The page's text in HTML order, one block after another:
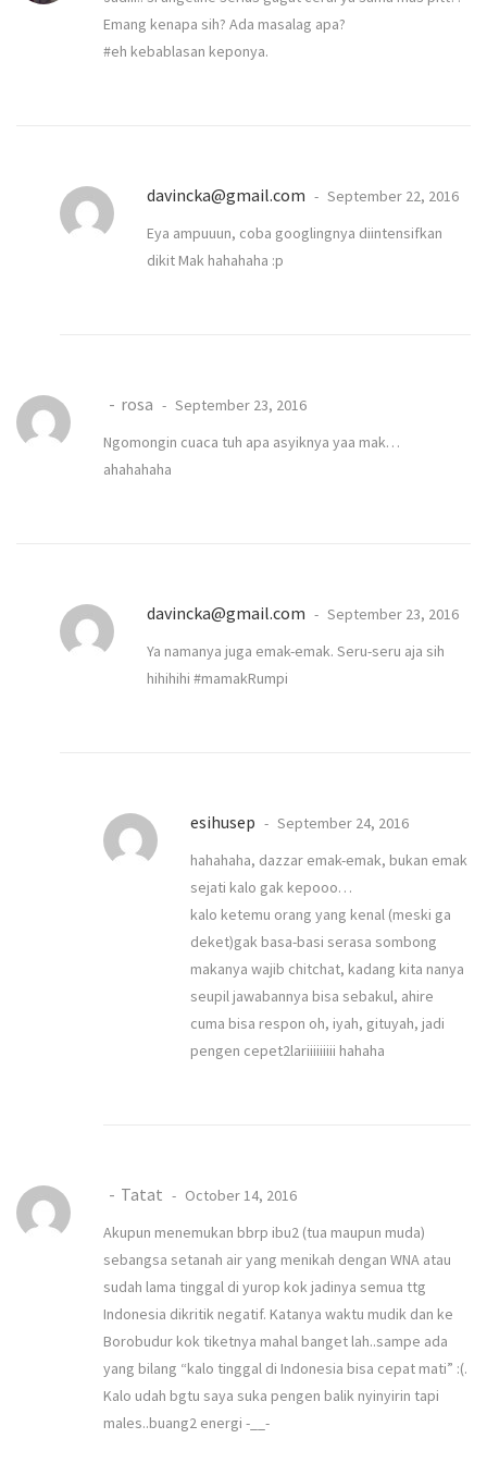
Emang kenapa sih? Ada masalag apa?
#eh kebablasan keponya.
davincka@gmail.com
September 22, 2016
Eya ampuuun, coba googlingnya diintensifkan
dikit Mak hahahaha :p
rosa
September 23, 2016
Ngomongin cuaca tuh apa asyiknya yaa mak…
ahahahaha
davincka@gmail.com
September 23, 2016
Ya namanya juga emak-emak. Seru-seru aja sih
hihihihi #mamakRumpi
esihusep
September 24, 2016
hahahaha, dazzar emak-emak, bukan emak
sejati kalo gak kepooo…
kalo ketemu orang yang kenal (meski ga
deket)gak basa-basi serasa sombong
makanya wajib chitchat, kadang kita nanya
seupil jawabannya bisa sebakul, ahire
cuma bisa respon oh, iyah, gituyah, jadi
pengen cepet2lariiiiiiiii hahaha
Tatat
October 14, 2016
Akupun menemukan bbrp ibu2 (tua maupun muda)
sebangsa setanah air yang menikah dengan WNA atau
sudah lama tinggal di yurop kok jadinya semua ttg
Indonesia dikritik negatif. Katanya waktu mudik dan ke
Borobudur kok tiketnya mahal banget lah..sampe ada
yang bilang “kalo tinggal di Indonesia bisa cepat mati” :(.
Kalo udah bgtu saya suka pengen balik nyinyirin tapi
males..buang2 energi -__-